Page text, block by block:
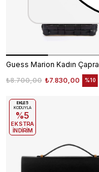
₺7.830,00
₺8.700,00 %10
EKLE5
KODUYLA
%5
EKSTRA
İNDİRİM